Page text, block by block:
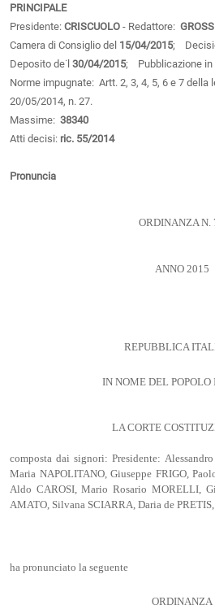
PRINCIPALE
Presidente: CRISCUOLO - Redattore:
Camera di Consiglio del 15/04/2015;
Deposito de˙l 30/04/2015; Pubblicazione in
Norme impugnate: Artt. 2, 3, 4, 5, 6 e 7 della
20/05/2014, n. 27.
Massime: 38340
Atti decisi: ric. 55/2014
Pronuncia
ORDINANZA N.
ANNO 2015
REPUBBLICA
IN NOME DEL
LA CORTE
composta dai signori: Presidente:
Maria NAPOLITANO, Giuseppe FRIGO,
Aldo CAROSI, Mario Rosario MORELLI,
AMATO, Silvana SCIARRA, Daria de
ha pronunciato la seguente
ORDINANZA